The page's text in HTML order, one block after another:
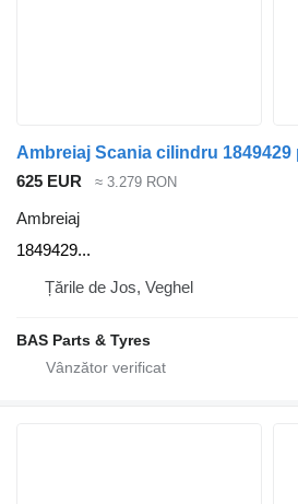
625 EUR ≈ 3.279 RON
Ambreiaj
1849429...
Țările de Jos, Veghel
BAS Parts & Tyres